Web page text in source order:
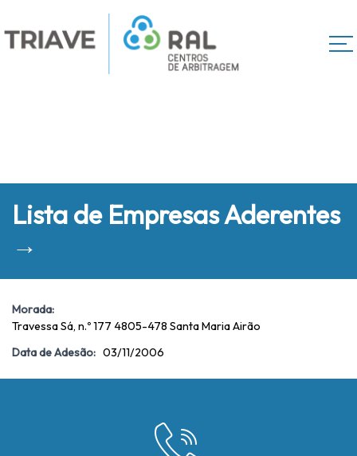
Lista de Empresas Aderentes
→
Morada:
Travessa Sá, n.º 177 4805-478 Santa Maria Airão
Data de Adesão: 03/11/2006